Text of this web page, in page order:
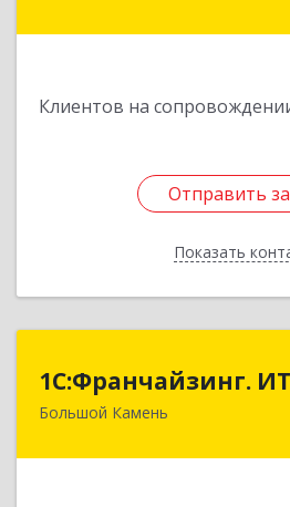
Клиентов на
Отправить
Показать
Отправить
Назад
1С:Франчайзинг.
Большой Камень
692806, Приморский край,